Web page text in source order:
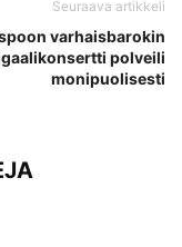
Seuraava artikkeli
varhaisbarokin
polveili
monipuolisesti